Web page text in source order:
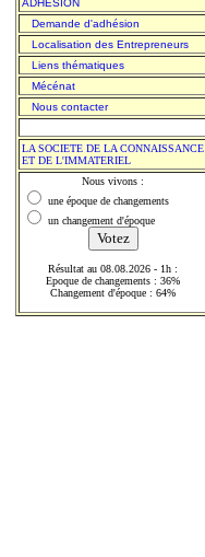
ADHESION
Demande d'adhésion
Localisation des Entrepreneurs
Liens thématiques
Mécénat
Nous contacter
LA SOCIETE DE LA CONNAISSANCE
ET DE L'IMMATERIEL
Nous vivons :
une époque de changements
un changement d'époque
Résultat au 08.08.2026 - 1h :
Epoque de changements : 36%
Changement d'époque : 64%